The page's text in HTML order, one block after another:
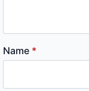
Name *